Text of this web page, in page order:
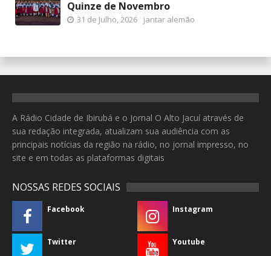
Quinze de Novembro
31 de Julho, 2026 jantar alemão
A Rádio Cidade de Ibirubá e o Jornal O Alto Jacuí através de
sua redação integrada, atualizam sua audiência com as
principais notícias da região na rádio, no jornal impresso, no
site e em todas as plataformas digitais
NOSSAS REDES SOCIAIS
Facebook Instagram
Twitter Youtube